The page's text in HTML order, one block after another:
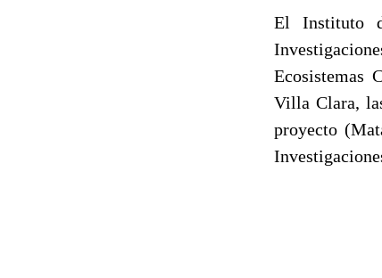
El Instituto
Ecosistemas
Villa Clara,
proyecto